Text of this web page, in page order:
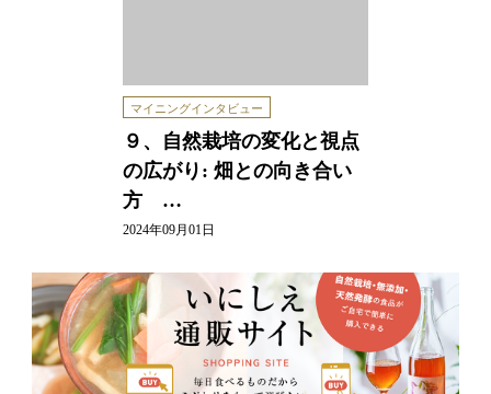
マイニングインタビュー
９、自然栽培の変化と視点
の広がり: 畑との向き合い
方 …
2024年09月01日